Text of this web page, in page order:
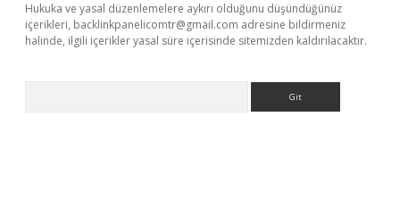
Hukuka ve yasal düzenlemelere aykırı olduğunu düşündüğünüz
içerikleri, backlinkpanelicomtr@gmail.com adresine bildirmeniz
halinde, ilgili içerikler yasal süre içerisinde sitemizden kaldırılacaktır.